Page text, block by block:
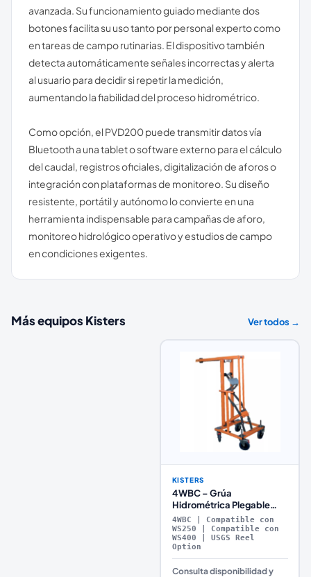
avanzada. Su funcionamiento guiado mediante dos
botones facilita su uso tanto por personal experto como
en tareas de campo rutinarias. El dispositivo también
detecta automáticamente señales incorrectas y alerta
al usuario para decidir si repetir la medición,
aumentando la fiabilidad del proceso hidrométrico.
Como opción, el PVD200 puede transmitir datos vía
Bluetooth a una tablet o software externo para el cálculo
del caudal, registros oficiales, digitalización de aforos o
integración con plataformas de monitoreo. Su diseño
resistente, portátil y autónomo lo convierte en una
herramienta indispensable para campañas de aforo,
monitoreo hidrológico operativo y estudios de campo
en condiciones exigentes.
Más equiposKisters Ver todos →
KISTERS
4WBC – Grúa
Hidrométrica Plegable
para Puente con Sistema
de Polea y 4 Ruedas
4WBC | Compatible con
WS250 | Compatible con
WS400 | USGS Reel
Option
Consulta disponibilidad y